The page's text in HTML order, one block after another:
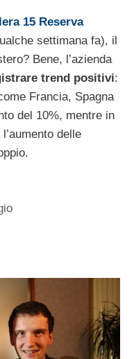
15 Reserva
settimana fa), il
Bene, l’azienda
trend positivi:
Francia, Spagna
del 10%, mentre in
delle